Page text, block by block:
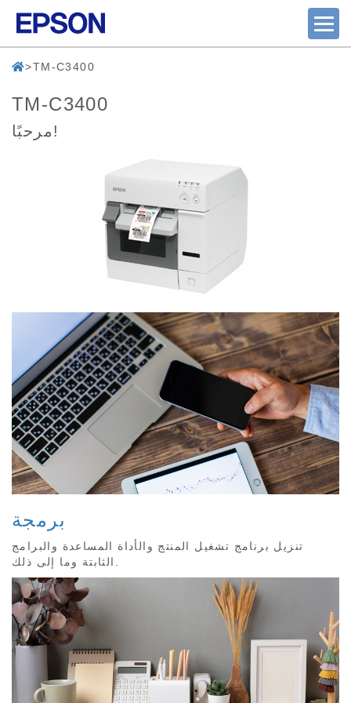
TM-C3400
TM-C3400
مرحبًا!
برمجة
تنزيل برنامج تشغيل المنتج والأداة المساعدة والبرامج
الثابتة وما إلى ذلك.